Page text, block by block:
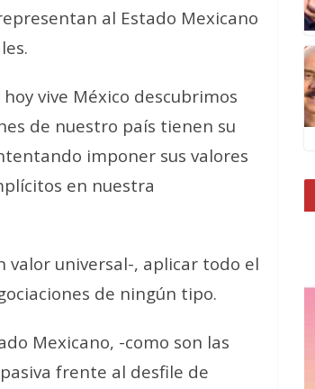
al Estado Mexicano
vive México descubrimos
de nuestro país tienen su
imponer sus valores
en nuestra
valor universal-, aplicar todo el
de ningún tipo.
Mexicano, -como son las
frente al desfile de